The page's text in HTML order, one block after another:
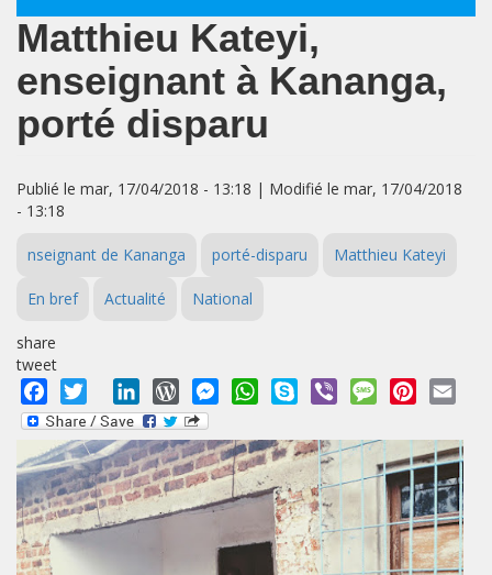
Matthieu Kateyi,
enseignant à Kananga,
porté disparu
Publié le mar, 17/04/2018 - 13:18 | Modifié le mar, 17/04/2018
- 13:18
nseignant de Kananga porté-disparu Matthieu Kateyi
En bref Actualité National
share
tweet
Facebook
Twitter LinkedInWordPressMessengerWhatsApp
Skype Viber MessagePinterest